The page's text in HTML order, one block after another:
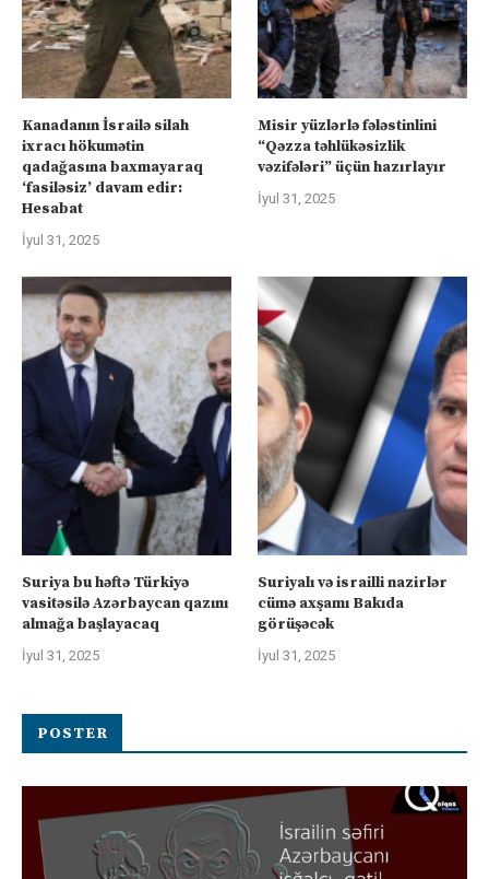
Kanadanın İsrailə silah
ixracı hökumətin
qadağasına baxmayaraq
‘fasiləsiz’ davam edir:
Hesabat
İyul 31, 2025
Misir yüzlərlə fələstinlini
“Qəzza təhlükəsizlik
vəzifələri” üçün hazırlayır
İyul 31, 2025
Suriya bu həftə Türkiyə
vasitəsilə Azərbaycan qazını
almağa başlayacaq
İyul 31, 2025
Suriyalı və israilli nazirlər
cümə axşamı Bakıda
görüşəcək
İyul 31, 2025
POSTER